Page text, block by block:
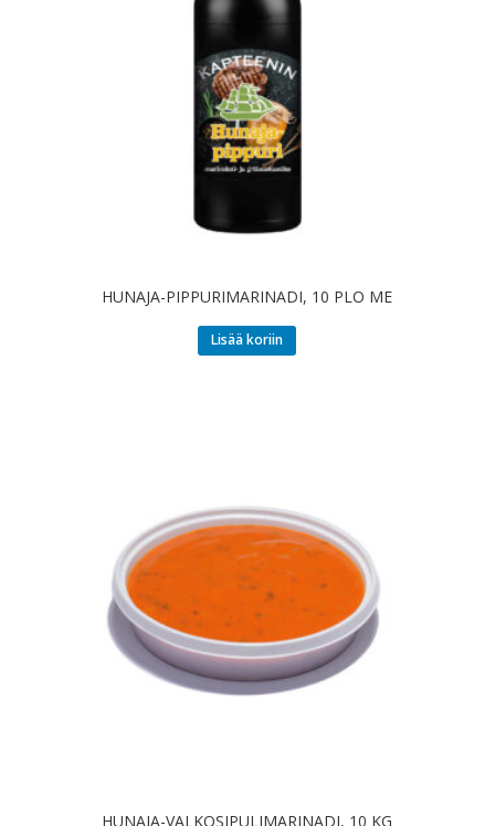
HUNAJA-PIPPURIMARINADI, 10 PLO ME
Lisää koriin
HUNAJA-VALKOSIPULIMARINADI, 10 KG